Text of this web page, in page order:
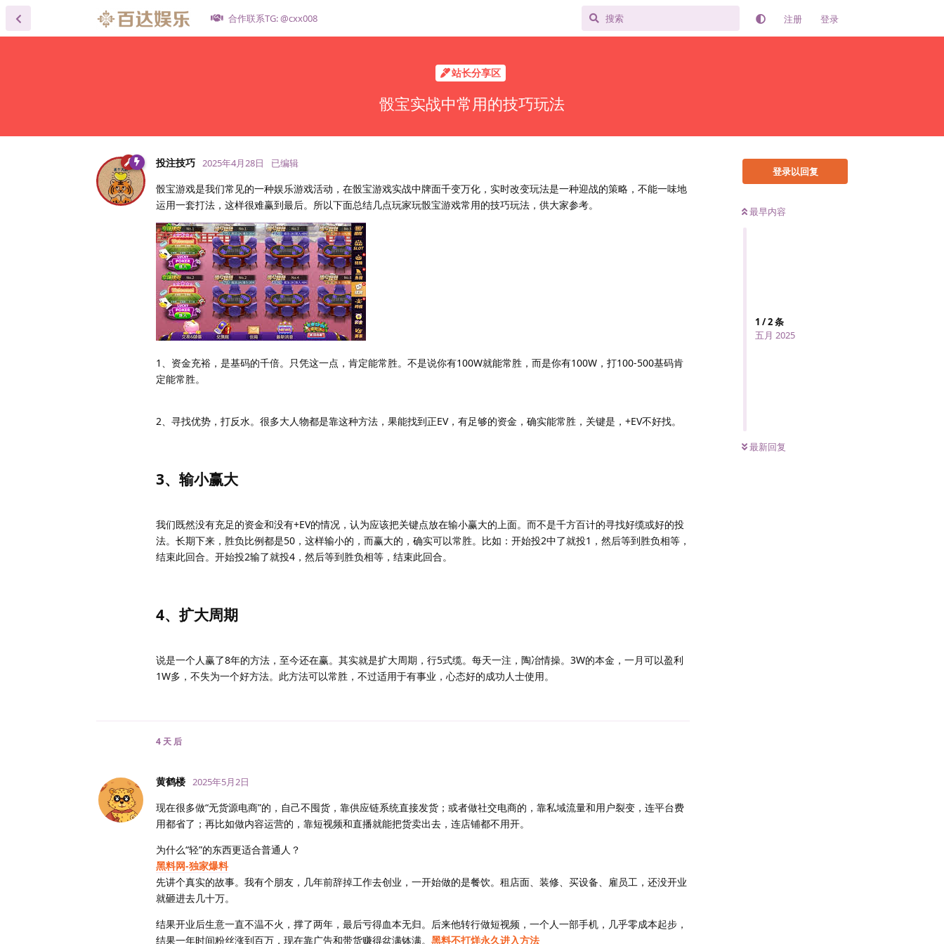
合作联系TG: @cxx008 注册 登录
站长分享区
骰宝实战中常用的技巧玩法
登录以回复
最早内容
1 /2条
五月 2025
最新回复
投注技巧 2025年4月28日 已编辑
骰宝游戏是我们常见的一种娱乐游戏活动，在骰宝游戏实战中牌面千变万化，实时改变玩法是一种迎战的策略，不能一味地
运用一套打法，这样很难赢到最后。所以下面总结几点玩家玩骰宝游戏常用的技巧玩法，供大家参考。
1、资金充裕，是基码的千倍。只凭这一点，肯定能常胜。不是说你有100W就能常胜，而是你有100W，打100-500基码肯
定能常胜。
2、寻找优势，打反水。很多大人物都是靠这种方法，果能找到正EV，有足够的资金，确实能常胜，关键是，+EV不好找。
3、输小赢大
我们既然没有充足的资金和没有+EV的情况，认为应该把关键点放在输小赢大的上面。而不是千方百计的寻找好缆或好的投
法。长期下来，胜负比例都是50，这样输小的，而赢大的，确实可以常胜。比如：开始投2中了就投1，然后等到胜负相等，
结束此回合。开始投2输了就投4，然后等到胜负相等，结束此回合。
4、扩大周期
说是一个人赢了8年的方法，至今还在赢。其实就是扩大周期，行5式缆。每天一注，陶冶情操。3W的本金，一月可以盈利
1W多，不失为一个好方法。此方法可以常胜，不过适用于有事业，心态好的成功人士使用。
4 天 后
黄鹤楼 2025年5月2日
现在很多做“无货源电商”的，自己不囤货，靠供应链系统直接发货；或者做社交电商的，靠私域流量和用户裂变，连平台费
用都省了；再比如做内容运营的，靠短视频和直播就能把货卖出去，连店铺都不用开。
为什么“轻”的东西更适合普通人？
黑料网-独家爆料
先讲个真实的故事。我有个朋友，几年前辞掉工作去创业，一开始做的是餐饮。租店面、装修、买设备、雇员工，还没开业
就砸进去几十万。
结果开业后生意一直不温不火，撑了两年，最后亏得血本无归。后来他转行做短视频，一个人一部手机，几乎零成本起步，
结果一年时间粉丝涨到百万，现在靠广告和带货赚得盆满钵满。 黑料不打烊永久进入方法